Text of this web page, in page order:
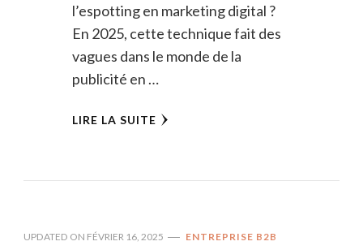
l’espotting en marketing digital ?
En 2025, cette technique fait des
vagues dans le monde de la
publicité en …
LIRE LA SUITE
UPDATED ON FÉVRIER 16, 2025 ENTREPRISE B2B